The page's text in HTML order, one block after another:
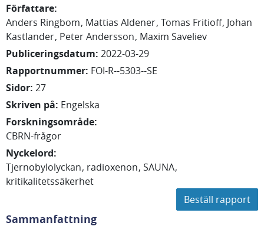
Författare:
Anders Ringbom Mattias Aldener Tomas Fritioff Johan
Kastlander Peter Andersson Maxim Saveliev
Publiceringsdatum: 2022-03-29
Rapportnummer: FOI-R--5303--SE
Sidor: 27
Skriven på: Engelska
Forskningsområde:
CBRN-frågor
Nyckelord:
Tjernobylolyckan radioxenon SAUNA
kritikalitetssäkerhet
Beställ rapport
Sammanfattning